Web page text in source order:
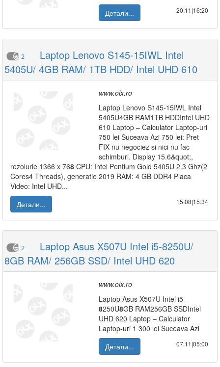
Детали...
20.11|16:20
2
Laptop Lenovo S145-15IWL Intel
5405U/ 4GB RAM/ 1TB HDD/ Intel UHD 610
www.olx.ro
Laptop Lenovo S145-15IWL Intel
5405U4GB RAM1TB HDDIntel UHD
610 Laptop – Calculator Laptop-uri
750 lei Suceava Azi 750 lei: Pret
FIX nu negociez si nici nu fac
schimburi. Display 15.6&quot;,
rezolurie 1366 x 768 CPU: Intel Pentium Gold 5405U 2.3 Ghz(2
Cores4 Threads), generatie 2019 RAM: 4 GB DDR4 Placa
Video: Intel UHD...
Детали...
15.08|15:34
2
Laptop Asus X507U Intel i5-8250U/
8GB RAM/ 256GB SSD/ Intel UHD 620
www.olx.ro
Laptop Asus X507U Intel i5-
8250U8GB RAM256GB SSDIntel
UHD 620 Laptop – Calculator
Laptop-uri 1 300 lei Suceava Azi
Детали...
07.11|05:00